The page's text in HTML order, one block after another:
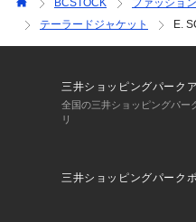
BCSTOCK ファッション
テーラードジャケット
E.
三井ショッピングパーク
全国の三井ショッピングパー
リ
三井ショッピングパーク